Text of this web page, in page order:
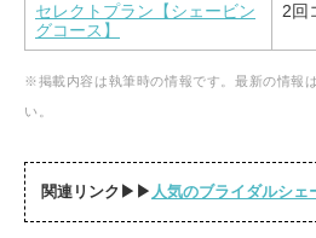
セレクトプラン【シェービン
グコース】
2回
※掲載内容は執筆時の情報です。最新の情報
い。
関連リンク▶▶ 人気のブライダルシ